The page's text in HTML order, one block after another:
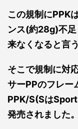
この規制にPPK
ンス(約28g)不
来なくなると言
そこで規制に対
サーPPのフレー
PPK/S(Sは
発売されました。